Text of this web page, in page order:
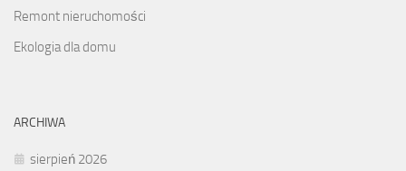
Remont nieruchomości
Ekologia dla domu
ARCHIWA
sierpień 2026